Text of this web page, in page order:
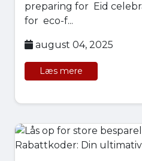
preparing for Eid
for eco-f...
august 04, 2025
Læs mere